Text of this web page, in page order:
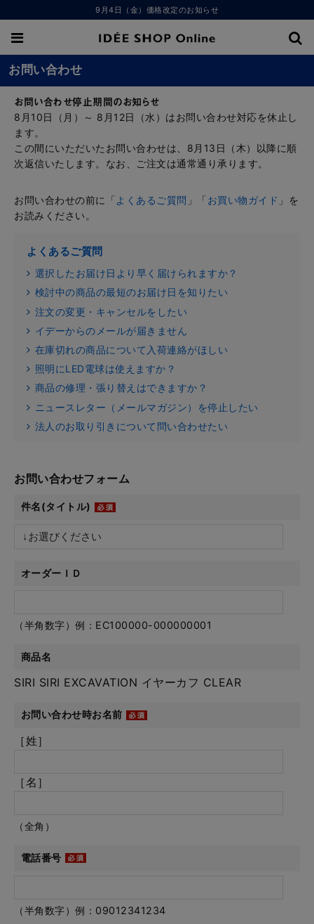
9月4日（金）価格改定のお知らせ
お問い合わせ
お問い合わせ停止期間のお知らせ
8月10日（月）～ 8月12日（水）はお問い合わせ対応を休止し
ます。
この間にいただいたお問い合わせは、8月13日（木）以降に順
次返信いたします。なお、ご注文は通常通り承ります。
お問い合わせの前に「よくあるご質問 」「お買い物ガイド 」を
お読みください。
よくあるご質問
選択したお届け日より早く届けられますか？
検討中の商品の最短のお届け日を知りたい
注文の変更・キャンセルをしたい
イデーからのメールが届きません
在庫切れの商品について入荷連絡がほしい
照明にLED電球は使えますか？
商品の修理・張り替えはできますか？
ニュースレター（メールマガジン）を停止したい
法人のお取り引きについて問い合わせたい
お問い合わせフォーム
件名(タイトル)
オーダーＩＤ
（半角数字）例：EC100000-000000001
商品名
SIRI SIRI EXCAVATION イヤーカフ CLEAR
お問い合わせ時お名前
［姓］
［名］
（全角）
電話番号
（半角数字）例：09012341234